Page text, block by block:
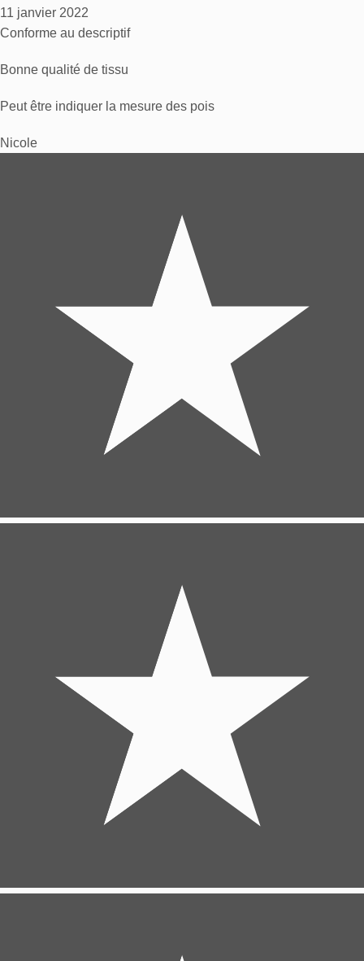
11 janvier 2022
Conforme au descriptif
Bonne qualité de tissu
Peut être indiquer la mesure des pois
Nicole